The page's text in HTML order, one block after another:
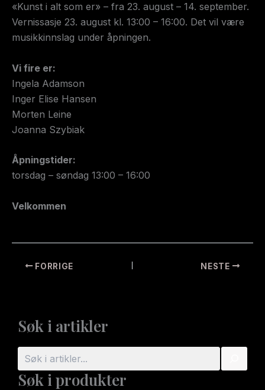
«Kunst i alt som er» – fra 23. august – 14. september.
Vernissasje 23. august kl. 13:00 – 16:00. Det vil være
musikkinnslag under åpningen.
Vi fire er:
Ingela Adamson
Inger Elise Hansen
Morten Leine
Joanna Szybiak
Åpningstider:
torsdag – søndag 13:00 – 16:00
Velkommen
FORRIGE NESTE
Søk i artikler
S
k
Søk i produkter